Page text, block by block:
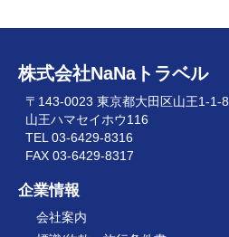
株式会社NaNaトラベル
〒143-0023 東京都大田区山王1-1-8
山王ハマセイホウ116
TEL 03-6429-8316
FAX 03-6429-8317
企業情報
会社案内